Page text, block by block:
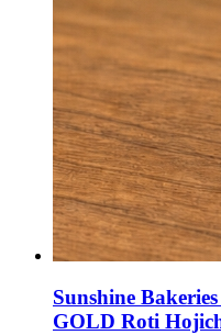
Sunshine
GOLD Roti